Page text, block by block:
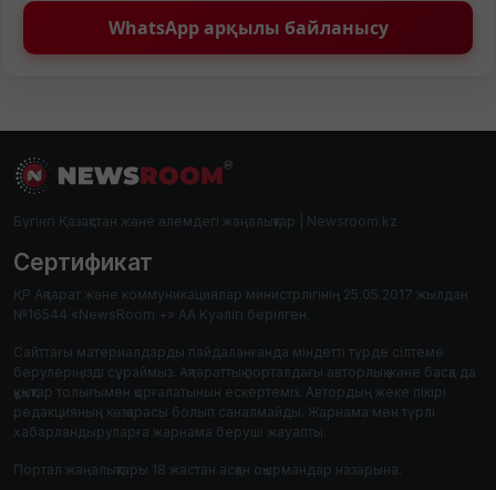
WhatsApp арқылы байланысу
Бүгінгі Қазақстан және әлемдегі жаңалықтар | Newsroom.kz
Сертификат
ҚР Ақпарат және коммуникациялар министрлігінің 25.05.2017 жылдан
№16544 «NewsRoom +» АА Куәлігі берілген.
Сайттағы материалдарды пайдаланғанда міндетті түрде сілтеме
берулеріңізді сұраймыз. Ақпараттық порталдағы авторлық және басқа да
құқықтар толығымен қорғалатынын ескертеміз. Автордың жеке пікірі
редакцияның көзқарасы болып саналмайды. Жарнама мен түрлі
хабарландыруларға жарнама беруші жауапты.
Портал жаңалықтары 18 жастан асқан оқырмандар назарына.